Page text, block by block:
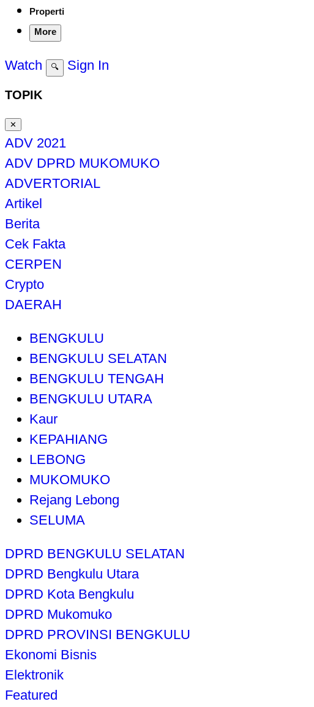
Properti
More
Watch 🔍 Sign In
TOPIK
✕
ADV 2021
ADV DPRD MUKOMUKO
ADVERTORIAL
Artikel
Berita
Cek Fakta
CERPEN
Crypto
DAERAH
BENGKULU
BENGKULU SELATAN
BENGKULU TENGAH
BENGKULU UTARA
Kaur
KEPAHIANG
LEBONG
MUKOMUKO
Rejang Lebong
SELUMA
DPRD BENGKULU SELATAN
DPRD Bengkulu Utara
DPRD Kota Bengkulu
DPRD Mukomuko
DPRD PROVINSI BENGKULU
Ekonomi Bisnis
Elektronik
Featured